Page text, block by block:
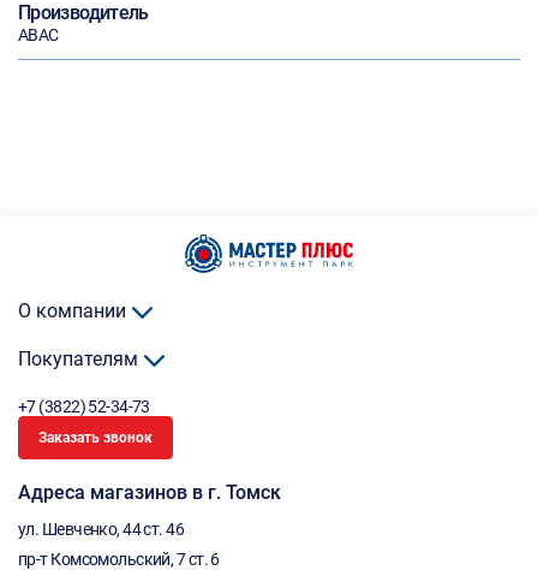
Производитель
ABAC
О компании
Покупателям
+7 (3822) 52-34-73
Заказать звонок
Адреса магазинов в г. Томск
ул. Шевченко, 44 ст. 46
пр-т Комсомольский, 7 ст. 6